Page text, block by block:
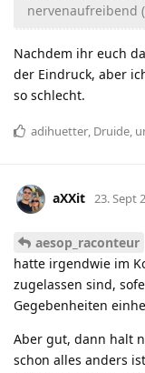
nervenaufreibend
Nachdem ihr euch
der Eindruck, aber
so schlecht.
adihuetter, Druide,
aXXit 23. Sept
aesop_raconteur
hatte irgendwie im
zugelassen sind,
Gegebenheiten
Aber gut, dann halt
schon alles anders